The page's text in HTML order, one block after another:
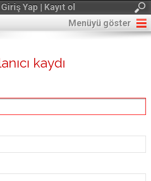
Giriş Yap | Kayıt ol
Menüyü göster
kaydı